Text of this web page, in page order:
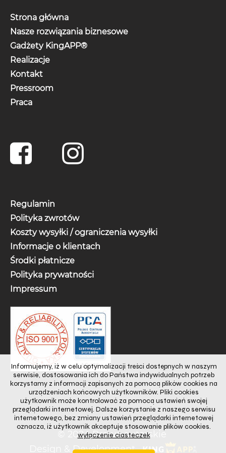
Strona główna
Nasze rozwiązania biznesowe
Gadżety KingAPP®
Realizacje
Kontakt
Pressroom
Praca
Regulamin
Polityka zwrotów
Koszty wysyłki / ograniczenia wysyłki
Informacje o klientach
Środki płatnicze
Polityka prywatności
Impressum
© 2024 Prawo autorskie
Design & Development
Informujemy, iż w celu optymalizacji treści dostępnych w naszym
serwisie, dostosowania ich do Państwa indywidualnych potrzeb
korzystamy z informacji zapisanych za pomocą plików cookies na
urządzeniach końcowych użytkowników. Pliki cookies
użytkownik może kontrolować za pomocą ustawień swojej
przeglądarki internetowej. Dalsze korzystanie z naszego serwisu
internetowego, bez zmiany ustawień przeglądarki internetowej
oznacza, iż użytkownik akceptuje stosowanie plików cookies.
wyłączenie ciasteczek